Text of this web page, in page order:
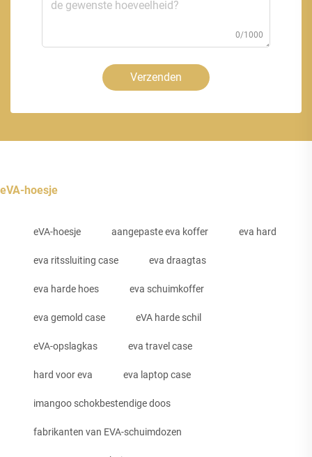
0/1000
Verzenden
eVA-hoesje
eVA-hoesje aangepaste eva koffer eva hard
eva ritssluiting case eva draagtas
eva harde hoes eva schuimkoffer
eva gemold case eVA harde schil
eVA-opslagkas eva travel case
hard voor eva eva laptop case
imangoo schokbestendige doos
fabrikanten van EVA-schuimdozen